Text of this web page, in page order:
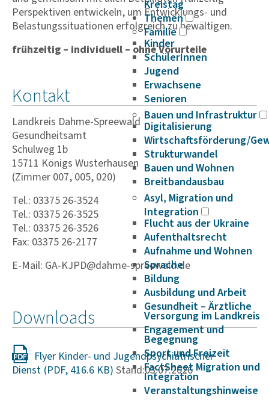
Kreistag
Themen
Familie
Kinder
SchülerInnen
Jugend
Erwachsene
Senioren
Bauen und Infrastruktur
Digitalisierung
Wirtschaftsförderung/
Strukturwandel
Bauen und Wohnen
Breitbandausbau
Asyl, Migration und
Integration
Flucht aus der Ukraine
Aufenthaltsrecht
Aufnahme und Wohnen
Sprache
Bildung
Ausbildung und Arbeit
Gesundheit – Ärztliche
Versorgung im Landkreis
Engagement und
Begegnung
Sport und Freizeit
FactSheet Migration und
Integration
Veranstaltungshinweise
Perspektiven entwickeln, um Entwicklungs- und
Belastungssituationen erfolgreich zu bewältigen.
frühzeitig – individuell – ohne Vorurteile
Kontakt
Landkreis Dahme-Spreewald
Gesundheitsamt
Schulweg 1b
15711 Königs Wusterhausen
(Zimmer 007, 005, 020)
Tel.: 03375 26-3524
Tel.: 03375 26-3525
Tel.: 03375 26-3526
Fax: 03375 26-2177
E-Mail: GA-KJPD@dahme-spreewald.de
Downloads
Flyer Kinder- und Jugend­psych­ia­tri­scher
Dienst
Stand:03.07.2026